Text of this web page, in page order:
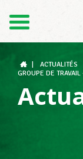
Le LCGB
ACTUALITÉS
GROUPE DE